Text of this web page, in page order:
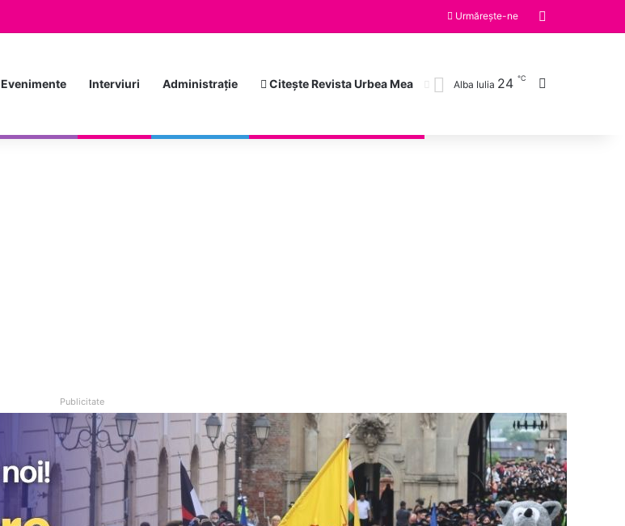
Urmărește-ne
Evenimente Interviuri Administrație Citește Revista Urbea Mea Alba Iulia 24 ℃
Publicitate